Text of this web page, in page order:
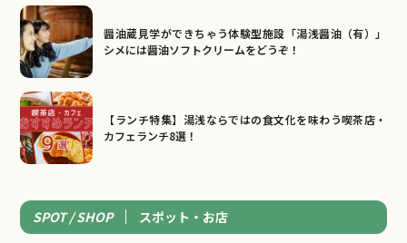
醤油蔵見学ができちゃう体験型施設「湯浅醤油（有）」
シメには醤油ソフトクリームをどうぞ！
【ランチ特集】湯浅ならではの食文化を味わう喫茶店・
カフェランチ8選！
SPOT / SHOP スポット・お店